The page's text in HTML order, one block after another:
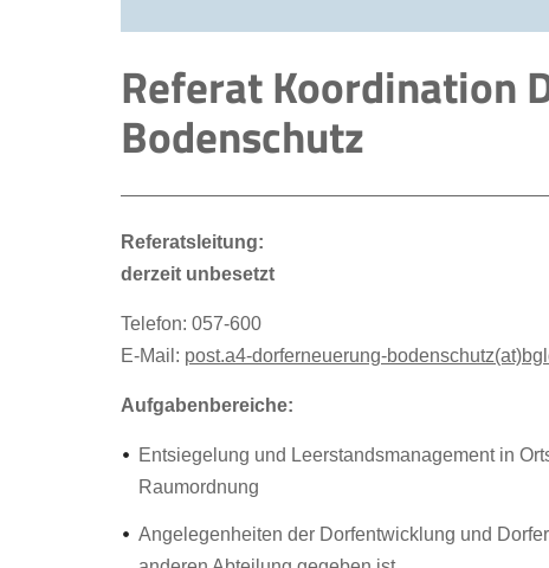
Referat Koordination Dorferneuerung und
Referat Koordination
Bodenschutz
Referatsleitung:
derzeit unbesetzt
Telefon: 057-600
E-Mail: post.a4-dorferneuerung-
Aufgabenbereiche:
Entsiegelung und Leerstandsmanagement in
Raumordnung
Angelegenheiten der Dorfentwicklung und